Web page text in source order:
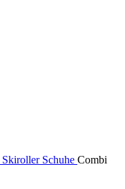
Skiroller Schuhe Combi